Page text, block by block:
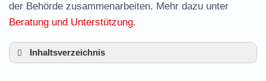
der Behörde zusammenarbeiten. Mehr dazu unter
Beratung und Unterstützung.
Inhaltsverzeichnis